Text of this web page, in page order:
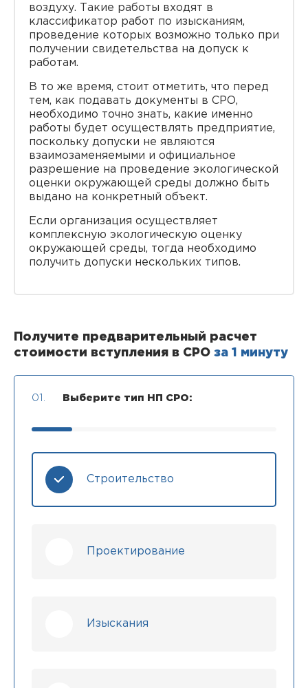
воздуху. Такие работы входят в
классификатор работ по изысканиям,
проведение которых возможно только при
получении свидетельства на допуск к
работам.
В то же время, стоит отметить, что перед
тем, как подавать документы в СРО,
необходимо точно знать, какие именно
работы будет осуществлять предприятие,
поскольку допуски не являются
взаимозаменяемыми и официальное
разрешение на проведение экологической
оценки окружающей среды должно быть
выдано на конкретный объект.
Если организация осуществляет
комплексную экологическую оценку
окружающей среды, тогда необходимо
получить допуски нескольких типов.
Получите предварительный расчет
стоимости вступления в СРО за 1 минуту
01. Выберите тип НП СРО:
Строительство
Проектирование
Изыскания